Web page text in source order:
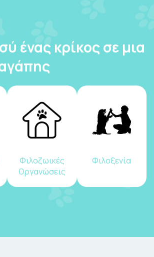
ένας κρίκος σε μια
Φιλοζωικές
Οργανώσεις
Φιλοξενία